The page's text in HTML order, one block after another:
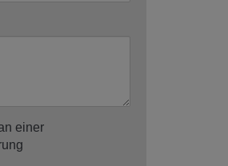
einer